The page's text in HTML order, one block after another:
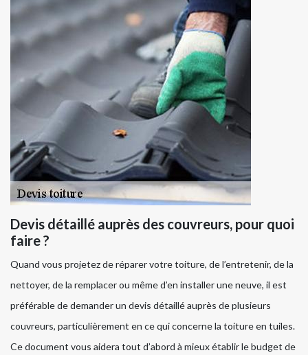
Devis détaillé auprès des couvreurs, pour quoi
faire ?
Quand vous projetez de réparer votre toiture, de l’entretenir, de la
nettoyer, de la remplacer ou même d’en installer une neuve, il est
préférable de demander un devis détaillé auprès de plusieurs
couvreurs, particulièrement en ce qui concerne la toiture en tuiles.
Ce document vous aidera tout d’abord à mieux établir le budget de